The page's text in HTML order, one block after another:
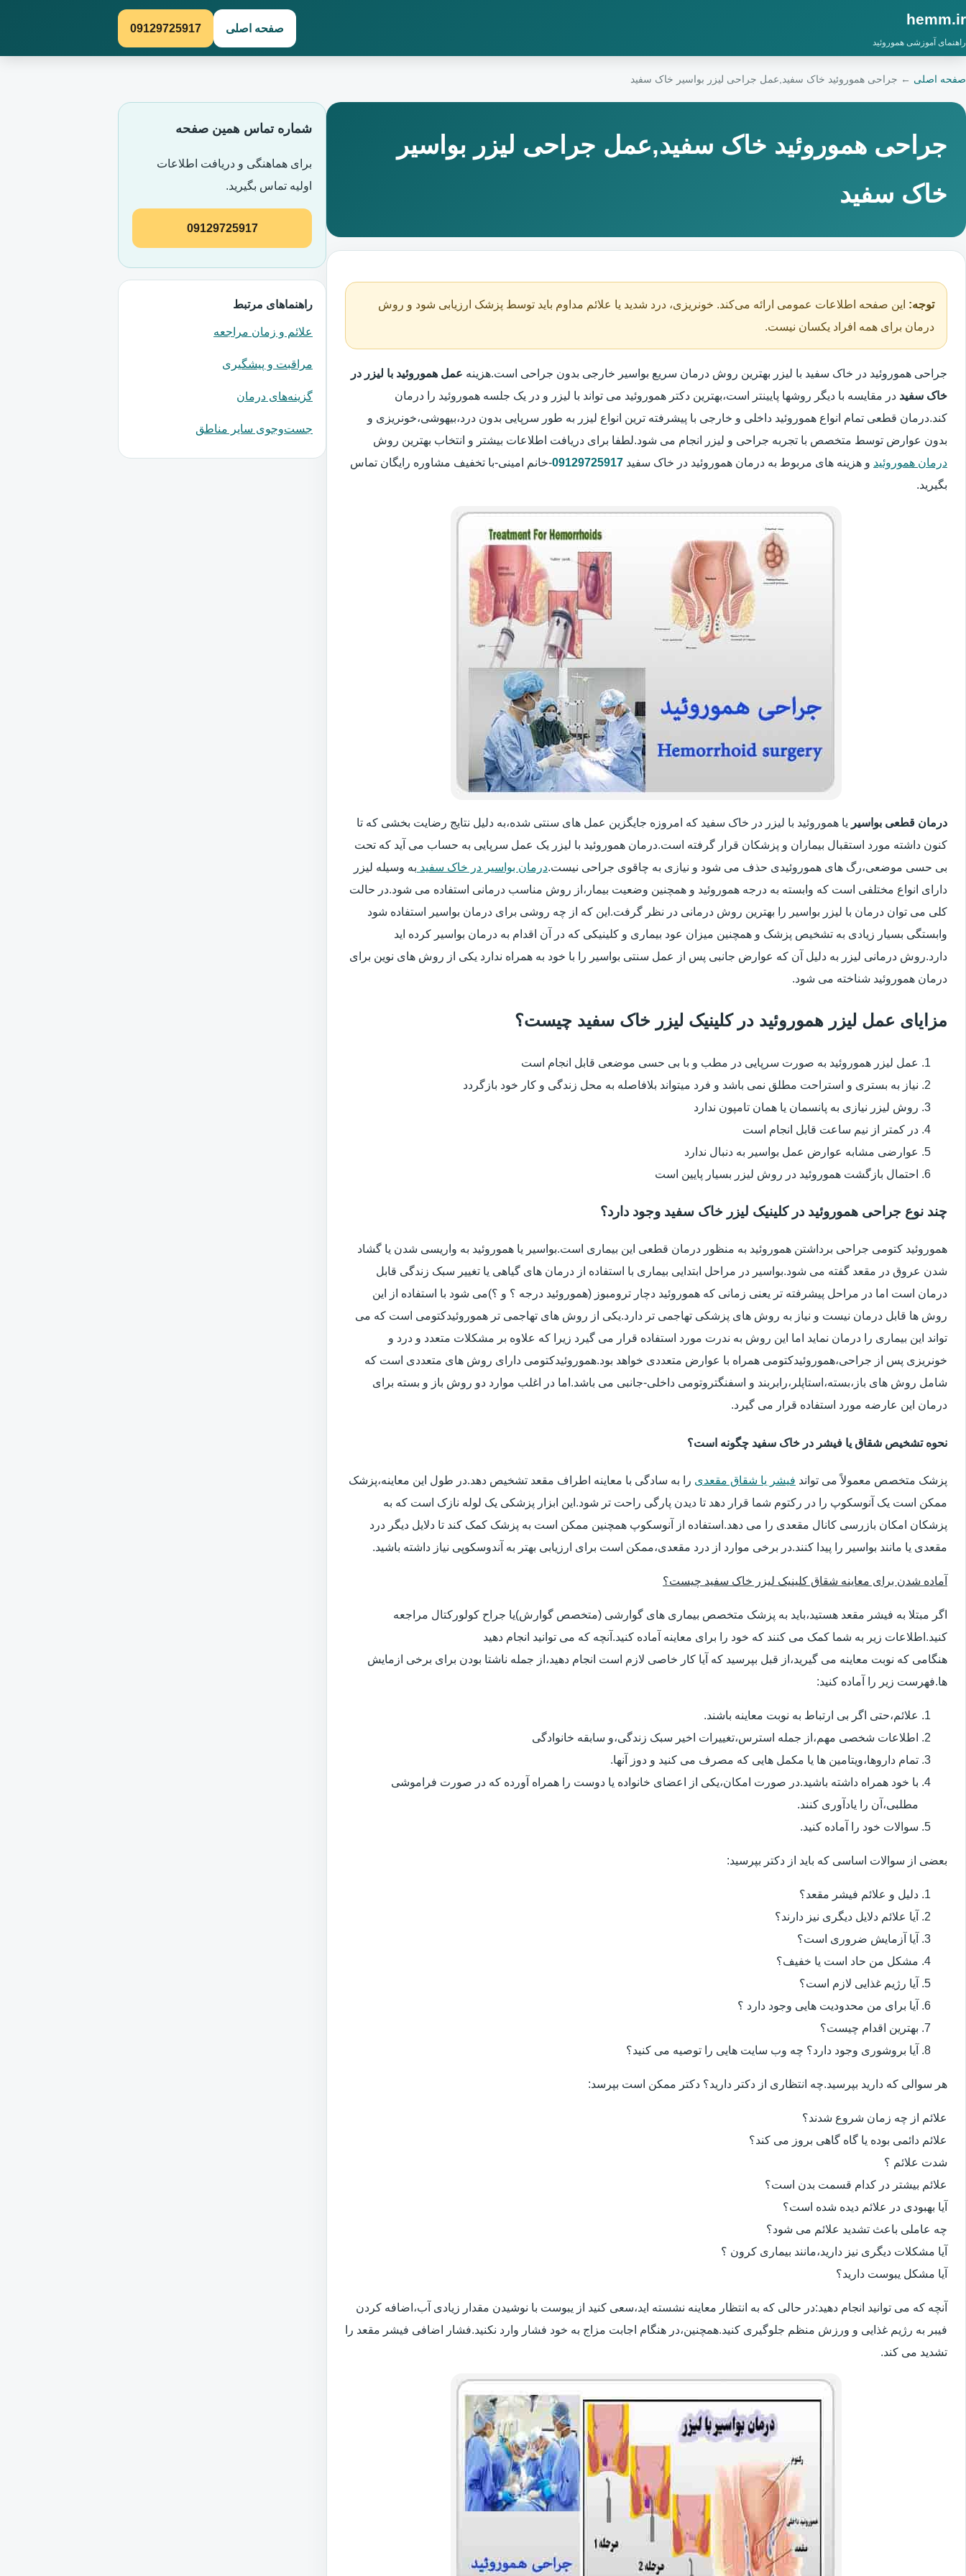
hemm.ir
راهنمای آموزشی هموروئید
صفحه اصلی 09129725917
صفحه اصلی ← جراحی هموروئید خاک سفید,عمل جراحی لیزر بواسیر خاک سفید
جراحی هموروئید خاک سفید,عمل جراحی لیزر بواسیر
خاک سفید
توجه: این صفحه اطلاعات عمومی ارائه می‌کند. خونریزی، درد شدید یا علائم مداوم باید توسط پزشک ارزیابی شود و روش
درمان برای همه افراد یکسان نیست.
جراحی هموروئید در خاک سفید با لیزر بهترین روش درمان سریع بواسیر خارجی بدون جراحی است.هزینه عمل هموروئید با لیزر در
خاک سفید در مقایسه با دیگر روشها پایینتر است،بهترین دکتر هموروئید می تواند با لیزر و در یک جلسه هموروئید را درمان
کند.درمان قطعی تمام انواع هموروئید داخلی و خارجی با پیشرفته ترین انواع لیزر به طور سرپایی بدون درد،بیهوشی،خونریزی و
بدون عوارض توسط متخصص با تجربه جراحی و لیزر انجام می شود.لطفا برای دریافت اطلاعات بیشتر و انتخاب بهترین روش
درمان هموروئید و هزینه های مربوط به درمان هموروئید در خاک سفید 09129725917-خانم امینی-با تخفیف مشاوره رایگان تماس
بگیرید.
درمان قطعی بواسیر یا هموروئید با لیزر در خاک سفید که امروزه جایگزین عمل های سنتی شده،به دلیل نتایج رضایت بخشی که تا
کنون داشته مورد استقبال بیماران و پزشکان قرار گرفته است.درمان هموروئید با لیزر یک عمل سرپایی به حساب می آید که تحت
بی حسی موضعی،رگ های هموروئیدی حذف می شود و نیازی به چاقوی جراحی نیست.درمان بواسیر در خاک سفید به وسیله لیزر
دارای انواع مختلفی است که وابسته به درجه هموروئید و همچنین وضعیت بیمار،از روش مناسب درمانی استفاده می شود.در حالت
کلی می توان درمان با لیزر بواسیر را بهترین روش درمانی در نظر گرفت.این که از چه روشی برای درمان بواسیر استفاده شود
وابستگی بسیار زیادی به تشخیص پزشک و همچنین میزان عود بیماری و کلینیکی که در آن اقدام به درمان بواسیر کرده اید
دارد.روش درمانی لیزر به دلیل آن که عوارض جانبی پس از عمل سنتی بواسیر را با خود به همراه ندارد یکی از روش های نوین برای
درمان هموروئید شناخته می شود.
مزایای عمل لیزر هموروئید در کلینیک لیزر خاک سفید چیست؟
عمل لیزر هموروئید به صورت سرپایی در مطب و با بی حسی موضعی قابل انجام است
نیاز به بستری و استراحت مطلق نمی باشد و فرد میتواند بلافاصله به محل زندگی و کار خود بازگردد
روش لیزر نیازی به پانسمان یا همان تامپون ندارد
در کمتر از نیم ساعت قابل انجام است
عوارضی مشابه عوارض عمل بواسیر به دنبال ندارد
احتمال بازگشت هموروئید در روش لیزر بسیار پایین است
چند نوع جراحی هموروئید در کلینیک لیزر خاک سفید وجود دارد؟
هموروئید کتومی جراحی برداشتن هموروئید به منظور درمان قطعی این بیماری است.بواسیر یا هموروئید به واریسی شدن یا گشاد
شدن عروق در مقعد گفته می شود.بواسیر در مراحل ابتدایی بیماری با استفاده از درمان های گیاهی یا تغییر سبک زندگی قابل
درمان است اما در مراحل پیشرفته تر یعنی زمانی که هموروئید دچار ترومبوز (هموروئید درجه ؟ و ؟)می شود با استفاده از این
روش ها قابل درمان نیست و نیاز به روش های پزشکی تهاجمی تر دارد.یکی از روش های تهاجمی تر هموروئیدکتومی است که می
تواند این بیماری را درمان نماید اما این روش به ندرت مورد استفاده قرار می گیرد زیرا که علاوه بر مشکلات متعدد و درد و
خونریزی پس از جراحی،هموروئیدکتومی همراه با عوارض متعددی خواهد بود.هموروئیدکتومی دارای روش های متعددی است که
شامل روش های باز،بسته،استاپلر،رابربند و اسفنگتروتومی داخلی-جانبی می باشد.اما در اغلب موارد دو روش باز و بسته برای
درمان این عارضه مورد استفاده قرار می گیرد.
نحوه تشخیص شقاق یا فیشر در خاک سفید چگونه است؟
پزشک متخصص معمولاً می تواند فیشر یا شقاق مقعدی را به سادگی با معاینه اطراف مقعد تشخیص دهد.در طول این معاینه،پزشک
ممکن است یک آنوسکوپ را در رکتوم شما قرار دهد تا دیدن پارگی راحت تر شود.این ابزار پزشکی یک لوله نازک است که به
پزشکان امکان بازرسی کانال مقعدی را می دهد.استفاده از آنوسکوپ همچنین ممکن است به پزشک کمک کند تا دلایل دیگر درد
مقعدی یا مانند بواسیر را پیدا کنند.در برخی موارد از درد مقعدی،ممکن است برای ارزیابی بهتر به آندوسکوپی نیاز داشته باشید.
آماده شدن برای معاینه شقاق کلینیک لیزر خاک سفید چیست؟
اگر مبتلا به فیشر مقعد هستید،باید به پزشک متخصص بیماری های گوارشی (متخصص گوارش)یا جراح کولورکتال مراجعه
کنید.اطلاعات زیر به شما کمک می کنند که خود را برای معاینه آماده کنید.آنچه که می توانید انجام دهید
هنگامی که نوبت معاینه می گیرید،از قبل بپرسید که آیا کار خاصی لازم است انجام دهید،از جمله ناشتا بودن برای برخی ازمایش
ها.فهرست زیر را آماده کنید:
علائم،حتی اگر بی ارتباط به نوبت معاینه باشند.
اطلاعات شخصی مهم،از جمله استرس،تغییرات اخیر سبک زندگی،و سابقه خانوادگی
تمام داروها،ویتامین ها یا مکمل هایی که مصرف می کنید و دوز آنها.
با خود همراه داشته باشید.در صورت امکان،یکی از اعضای خانواده یا دوست را همراه آورده که در صورت فراموشی
مطلبی،آن را یادآوری کنند.
سوالات خود را آماده کنید.
بعضی از سوالات اساسی که باید از دکتر بپرسید:
دلیل و علائم فیشر مقعد؟
آیا علائم دلایل دیگری نیز دارند؟
آیا آزمایش ضروری است؟
مشکل من حاد است یا خفیف؟
آیا رژیم غذایی لازم است؟
آیا برای من محدودیت هایی وجود دارد ؟
بهترین اقدام چیست؟
آیا بروشوری وجود دارد؟ چه وب سایت هایی را توصیه می کنید؟
هر سوالی که دارید بپرسید.چه انتظاری از دکتر دارید؟ دکتر ممکن است بپرسد:
علائم از چه زمان شروع شدند؟
علائم دائمی بوده یا گاه گاهی بروز می کند؟
شدت علائم ؟
علائم بیشتر در کدام قسمت بدن است؟
آیا بهبودی در علائم دیده شده است؟
چه عاملی باعث تشدید علائم می شود؟
آیا مشکلات دیگری نیز دارید،مانند بیماری کرون ؟
آیا مشکل یبوست دارید؟
آنچه که می توانید انجام دهید:در حالی که به انتظار معاینه نشسته اید،سعی کنید از یبوست با نوشیدن مقدار زیادی آب،اضافه کردن
فیبر به رژیم غذایی و ورزش منظم جلوگیری کنید.همچنین،در هنگام اجابت مزاج به خود فشار وارد نکنید.فشار اضافی فیشر مقعد را
تشدید می کند.
شماره تماس همین صفحه
برای هماهنگی و دریافت اطلاعات
اولیه تماس بگیرید.
09129725917
راهنماهای مرتبط
علائم و زمان مراجعه
مراقبت و پیشگیری
گزینه‌های درمان
جست‌وجوی سایر مناطق